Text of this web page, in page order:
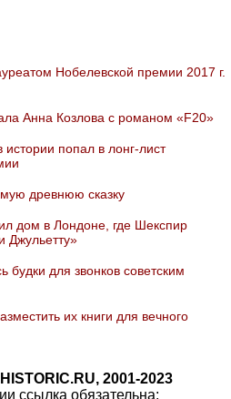
Нобелевской премии 2017 г.
Анна Козлова с романом «F20»
попал в лонг-лист
древнюю сказку
дом в Лондоне, где Шекспир
Джульетту»
будки для звонков советским
их книги для вечного
2001-2023
ссылка обязательна: